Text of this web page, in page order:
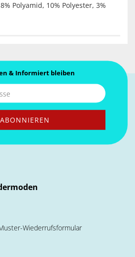
Polyamid, 10% Polyester, 3%
& Informiert bleiben
Wiederrufsformular